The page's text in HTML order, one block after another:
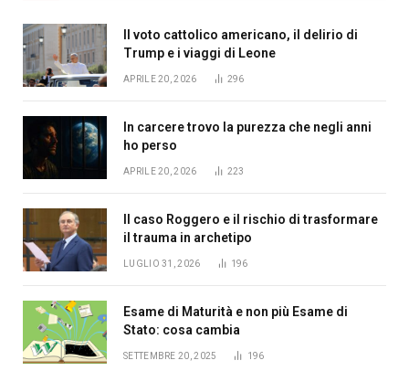
Il voto cattolico americano, il delirio di
Trump e i viaggi di Leone
APRILE 20, 2026 296
In carcere trovo la purezza che negli anni
ho perso
APRILE 20, 2026 223
Il caso Roggero e il rischio di trasformare
il trauma in archetipo
LUGLIO 31, 2026 196
Esame di Maturità e non più Esame di
Stato: cosa cambia
SETTEMBRE 20, 2025 196